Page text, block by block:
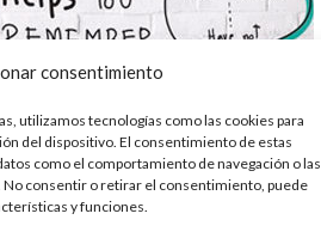
consentimiento
utilizamos tecnologías como las cookies para
del dispositivo. El consentimiento de estas
como el comportamiento de navegación o las
consentir o retirar el consentimiento, puede
y funciones.